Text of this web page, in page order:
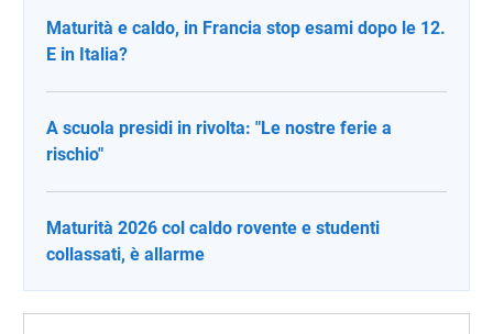
Maturità e caldo, in Francia stop esami dopo le 12.
E in Italia?
A scuola presidi in rivolta: "Le nostre ferie a
rischio"
Maturità 2026 col caldo rovente e studenti
collassati, è allarme